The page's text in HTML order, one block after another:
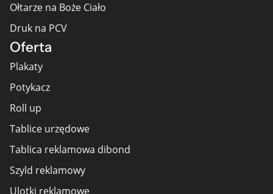
Ołtarze na Boże Ciało
Druk na PCV
Oferta
Plakaty
Potykacz
Roll up
Tablice urzędowe
Tablica reklamowa dibond
Szyld reklamowy
Ulotki reklamowe